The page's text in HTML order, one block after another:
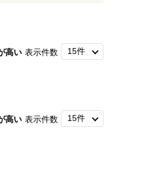
高い 表示件数
高い 表示件数